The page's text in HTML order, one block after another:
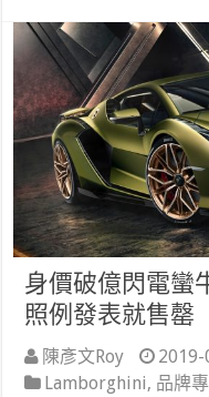
身價破億閃電蠻
照例發表就售罄
陳彥文Roy
Lamborghini, 品牌